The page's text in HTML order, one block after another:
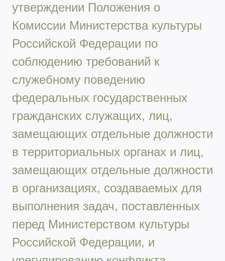
утверждении Положения о
Комиссии Министерства культуры
Российской Федерации по
соблюдению требований к
служебному поведению
федеральных государственных
гражданских служащих, лиц,
замещающих отдельные должности
в территориальных органах и лиц,
замещающих отдельные должности
в организациях, создаваемых для
выполнения задач, поставленных
перед Министерством культуры
Российской Федерации, и